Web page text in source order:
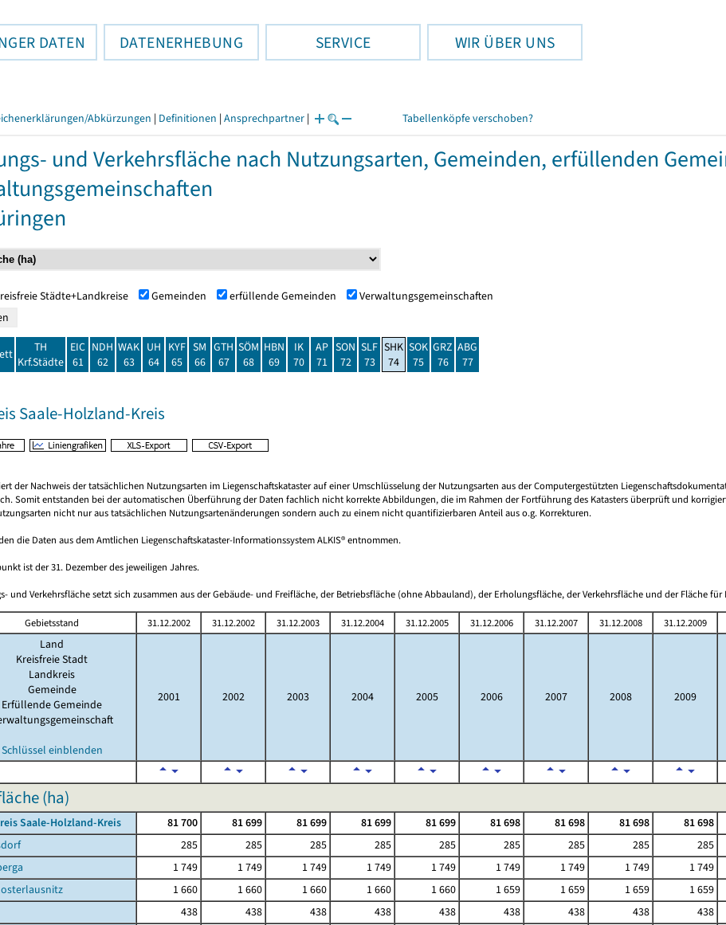
DATEN DATENERHEBUNG SERVICE WIR ÜBER UNS
Abkürzungen | Definitionen | Ansprechpartner | Tabellenköpfe verschoben?
und Verkehrsfläche nach Nutzungsarten, Gemeinden, erfüllenden
Städte+Landkreise Gemeinden erfüllende Gemeinden Verwaltungsgemeinschaften
TH
Krf.Städte
EIC
61
NDH
62
WAK
63
UH
64
KYF
65
SM
66
GTH
67
SÖM
68
HBN
69
IK
70
AP
71
SON
72
SLF
73
SHK
74
SOK
75
GRZ
76
ABG
77
Saale-Holzland-Kreis
der Nachweis der tatsächlichen Nutzungsarten im Liegenschaftskataster auf einer Umschlüsselung der Nutzungsarten aus der Computergestützten
Somit entstanden bei der automatischen Überführung der Daten fachlich nicht korrekte Abbildungen, die im Rahmen der Fortführung des Katasters überprüft und
nicht nur aus tatsächlichen Nutzungsartenänderungen sondern auch zu einem nicht quantifizierbaren Anteil aus o.g. Korrekturen.
die Daten aus dem Amtlichen Liegenschaftskataster-Informationssystem ALKIS® entnommen.
ist der 31. Dezember des jeweiligen Jahres.
und Verkehrsfläche setzt sich zusammen aus der Gebäude- und Freifläche, der Betriebsfläche (ohne Abbauland), der Erholungsfläche, der Verkehrsfläche und der Fläche für
Gebietsstand 31.12.2002 31.12.2002 31.12.2003 31.12.2004 31.12.2005 31.12.2006 31.12.2007 31.12.2008 31.12.2009
Land
Kreisfreie Stadt
Landkreis
Gemeinde
Erfüllende Gemeinde
Schlüssel einblenden
2001 2002 2003 2004 2005 2006 2007 2008 2009
(ha)
Saale-Holzland-Kreis 81 700 81 699 81 699 81 699 81 699 81 698 81 698 81 698
81 698
285 285 285 285 285 285 285 285
285
1 749 1 749 1 749 1 749 1 749 1 749 1 749 1 749
1 749
1 660 1 660 1 660 1 660 1 660 1 659 1 659 1 659
1 659
438 438 438 438 438 438 438 438
438